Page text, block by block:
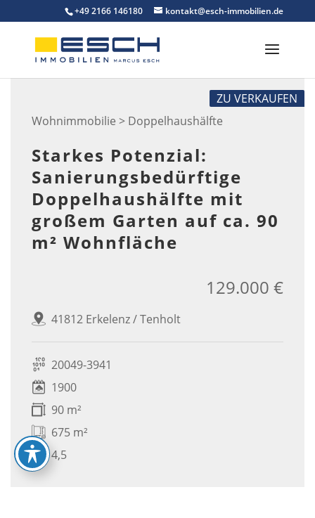
to
content
+49 2166 146180 kontakt@esch-immobilien.de
Wohnimmobilie > Doppelhaushälfte
ZU VERKAUFEN
Starkes Potenzial:
Sanierungsbedürftige
Doppelhaushälfte mit
großem Garten auf ca. 90
m² Wohnfläche
41812 Erkelenz / Tenholt
129.000 €
20049-3941
1900
90 m²
675 m²
4,5